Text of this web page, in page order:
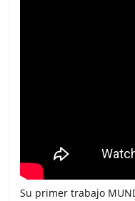
Su primer trabajo